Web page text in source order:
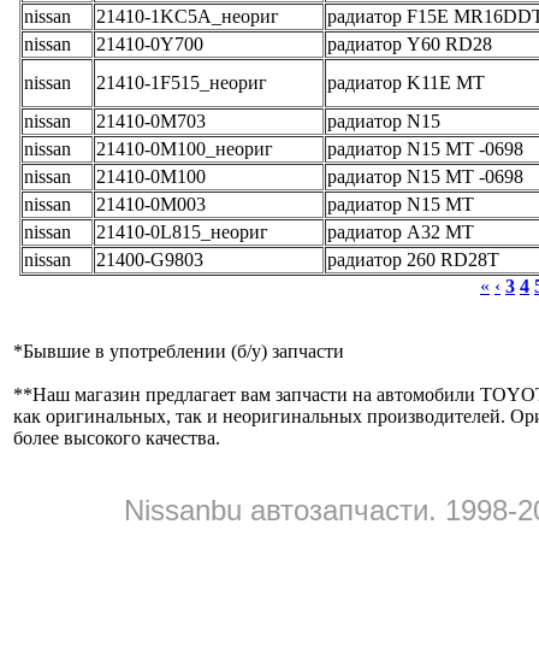
nissan
21410-1KC5A_неориг
радиатор F15E
nissan
21410-0Y700
радиатор Y60 RD28
nissan
21410-1F515_неориг
радиатор K11E MT
nissan
21410-0M703
радиатор N15
nissan
21410-0M100_неориг
радиатор N15 MT -0698
nissan
21410-0M100
радиатор N15 MT -0698
nissan
21410-0M003
радиатор N15 MT
nissan
21410-0L815_неориг
радиатор A32 MT
nissan
21400-G9803
радиатор 260 RD28T
« ‹ 3 4
*Бывшие в употреблении (б/y) запчасти
**Наш магазин предлагает вам запчасти на автомобили
как оригинальных, так и неоригинальных производителей.
более высокого качества.
Nissanbu автозапчасти. 1998-